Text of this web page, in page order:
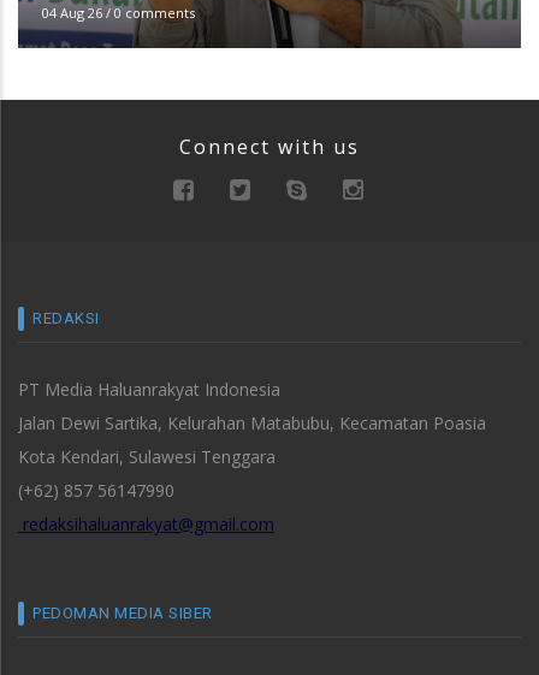
04 Aug 26 / 0 comments
Connect with us
REDAKSI
PT Media Haluanrakyat Indonesia
Jalan Dewi Sartika, Kelurahan Matabubu, Kecamatan Poasia
Kota Kendari, Sulawesi Tenggara
(+62) 857 56147990
redaksihaluanrakyat@gmail.com
PEDOMAN MEDIA SIBER